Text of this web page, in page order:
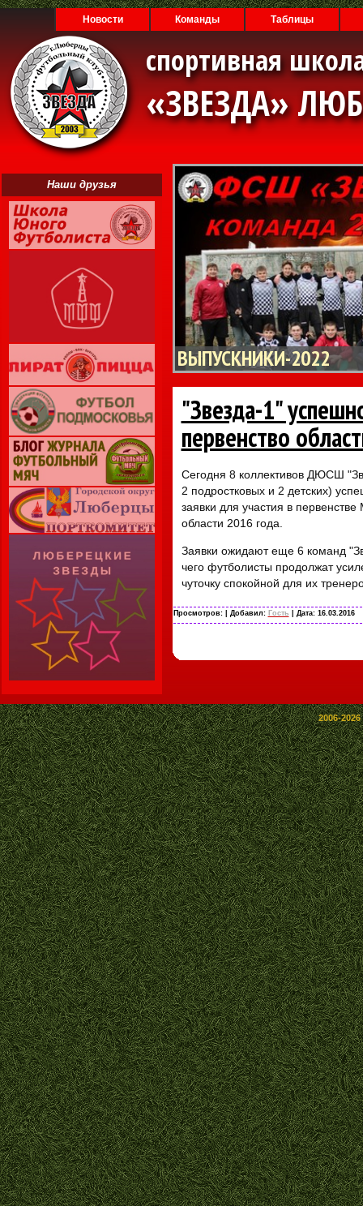
Новости Команды Таблицы
спортивная
«ЗВЕЗДА»
Наши друзья
ВЫПУСКНИКИ-2022
"Звезда-1"
первенство
Сегодня 8 коллективов ДЮСШ
2 подростковых и 2 детских)
заявки для участия в первенстве
области 2016 года.
Заявки ожидают еще 6 команд
чего футболисты продолжат
чуточку спокойной для их
Просмотров: | Добавил: Гость | Дата: 16.03.2016
2006-